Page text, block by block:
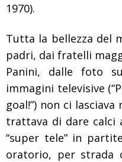
1970).
Tutta la bellezza del
padri, dai fratelli
Panini, dalle foto
immagini televisive
goal!”) non ci
trattava di dare calci
“super tele” in
oratorio, per strada